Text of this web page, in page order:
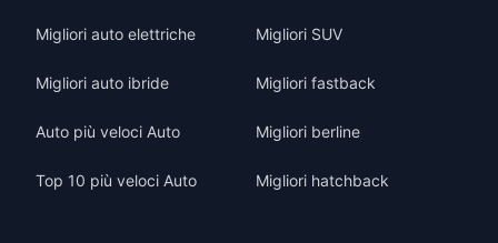
Migliori auto elettriche
Migliori auto ibride
Auto più veloci Auto
Top 10 più veloci Auto
Migliori SUV
Migliori fastback
Migliori berline
Migliori hatchback